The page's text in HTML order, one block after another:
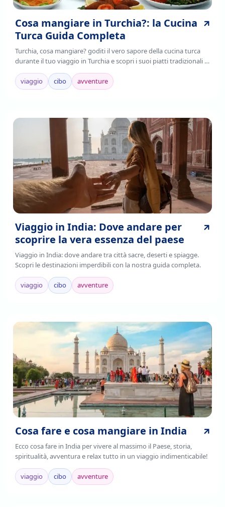
Cosa mangiare in Turchia?: la Cucina
Turca Guida Completa
Turchia, cosa mangiare? goditi il vero sapore della cucina turca
durante il tuo viaggio in Turchia e scopri i suoi piatti tradizionali ,
è il frutto della fusione di tradizioni culinarie regionali,
mediterranee e asiatiche.
viaggio cibo avventure
Viaggio in India: Dove andare per
scoprire la vera essenza del paese
Viaggio in India: dove andare tra città sacre, deserti e spiagge.
Scopri le destinazioni imperdibili con la nostra guida completa.
viaggio cibo avventure
Cosa fare e cosa mangiare in India
Ecco cosa fare in India per vivere al massimo il Paese, storia,
spiritualità, avventura e relax tutto in un viaggio indimenticabile!
viaggio cibo avventure